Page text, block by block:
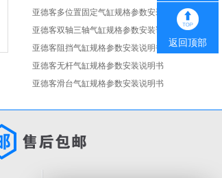
亚德客多位置固定气缸规格参数安装说明书
亚德客双轴三轴气缸规格参数安装说明书
亚德客阻挡气缸规格参数安装说明书
亚德客无杆气缸规格参数安装说明书
亚德客滑台气缸规格参数安装说明书
返回顶部